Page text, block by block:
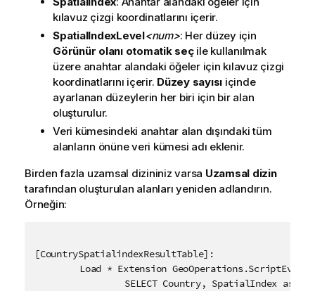
kılavuz çizgi koordinatlarını içerir.
SpatialIndexLevel<num>: Her düzey için
Görünür olanı otomatik seçile kullanılmak
üzere anahtar alandaki öğeler için kılavuz çizgi
koordinatlarını içerir. Düzey sayısı içinde
ayarlanan düzeylerin her biri için bir alan
oluşturulur.
Veri kümesindeki anahtar alan dışındaki tüm
alanların önüne veri kümesi adı eklenir.
Birden fazla uzamsal dizininiz varsa Uzamsal dizin
tarafından oluşturulan alanları yeniden adlandırın.
Örneğin:
[CountrySpatialindexResultTable]: